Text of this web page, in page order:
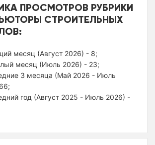
ПРОСМОТРОВ РУБРИКИ
СТРОИТЕЛЬНЫХ
месяц (Август 2026) - 8;
месяц (Июль 2026) - 23;
3 месяца (Май 2026 - Июль
год (Август 2025 - Июль 2026) -